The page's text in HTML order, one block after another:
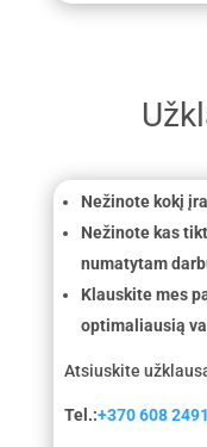
Nežinote kokį
Nežinote kas
numatytam
Klauskite mes
optimaliausią
Atsiuskite
Tel.:+370 608